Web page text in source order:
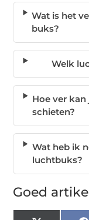
Wat is het
buks?
Welk
Hoe ver
schieten?
Wat heb ik
luchtbuks?
Goed